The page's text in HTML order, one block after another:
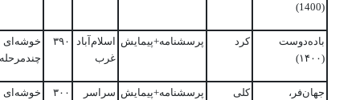
(1400)
باده‌دوست
(۱۴۰۰)
کرد پرسشنامه+پیمایش
اسلام‌آباد
غرب
۳۹۰
خوشه‌ای
جهان‌فر،
کلی پرسشنامه+پیمایش سراسر
۳۰۰
خوشه‌ای